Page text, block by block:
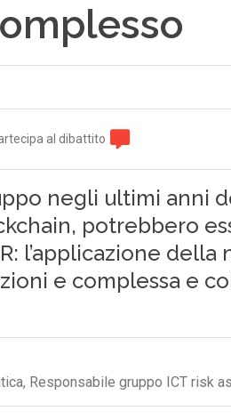
al dibattito
negli ultimi anni
potrebbero
l’applicazione
e complessa e
Responsabile gruppo ICT risk